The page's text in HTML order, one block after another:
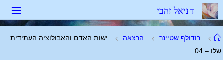
דניאל זהבי
רודולף שטיינר הרצאה
ישות האדם והאבולוציה העתידית
שלו – 04